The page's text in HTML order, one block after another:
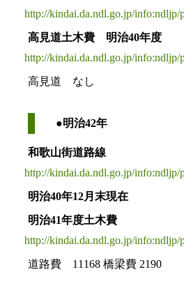
http://kindai.da.ndl.go.jp/info:ndljp/
高見道土木費 明治40年度
http://kindai.da.ndl.go.jp/info:ndljp/
高見道 なし
●明治42年
和歌山街道路線
http://kindai.da.ndl.go.jp/info:ndljp/
明治40年12月末現在
明治41年度土木費
http://kindai.da.ndl.go.jp/info:ndljp/
道路費 11168 橋梁費 2190